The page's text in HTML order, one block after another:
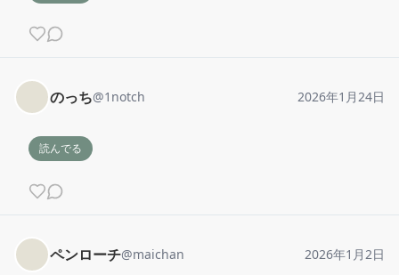
のっち@1notch 2026年1月24日
読んでる
ペンローチ@maichan 2026年1月2日